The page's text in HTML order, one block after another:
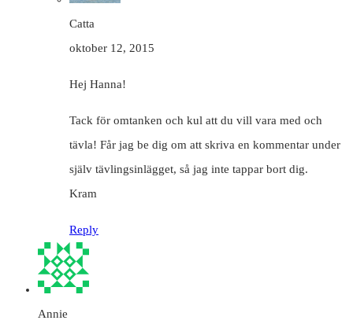
Catta
oktober 12, 2015
Hej Hanna!
Tack för omtanken och kul att du vill vara med och
tävla! Får jag be dig om att skriva en kommentar under
själv tävlingsinlägget, så jag inte tappar bort dig.
Kram
Reply
Annie